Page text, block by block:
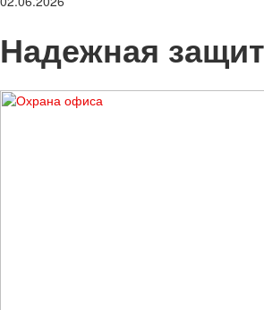
Надежная